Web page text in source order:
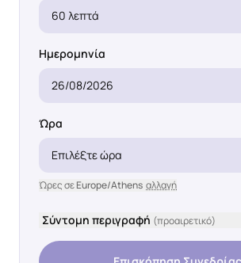
60 λεπτά
Ημερομηνία
26/08/2026
Ώρα
Επιλέξτε ώρα
Ώρες σεEurope/Athens αλλαγή
Σύντομη περιγραφή (προαιρετικό)